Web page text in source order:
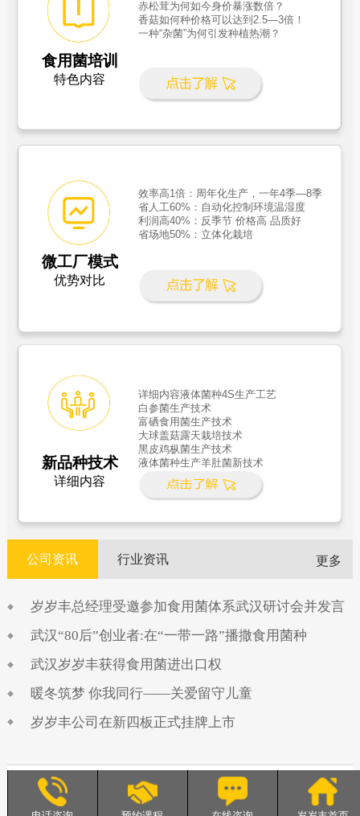
食用菌培训
特色内容
赤松茸为何如今身价暴涨数倍？
香菇如何种价格可以达到2.5—3倍！
一种“杂菌”为何引发种植热潮？
微工厂模式
优势对比
效率高1倍：周年化生产，一年4季—8季
省人工60%：自动化控制环境温湿度
利润高40%：反季节 价格高 品质好
省场地50%：立体化栽培
新品种技术
详细内容
详细内容液体菌种4S生产工艺
白参菌生产技术
富硒食用菌生产技术
大球盖菇露天栽培技术
黑皮鸡枞菌生产技术
液体菌种生产羊肚菌新技术
更多
公司资讯 行业资讯
岁岁丰总经理受邀参加食用菌体系武汉研讨会并发言
武汉“80后”创业者:在“一带一路”播撒食用菌种
武汉岁岁丰获得食用菌进出口权
暖冬筑梦 你我同行——关爱留守儿童
岁岁丰公司在新四板正式挂牌上市
岁岁丰农业 服务热线：13098821589
地址：湖北省武汉市阳逻经济开发区汉施公路奶牛村61号